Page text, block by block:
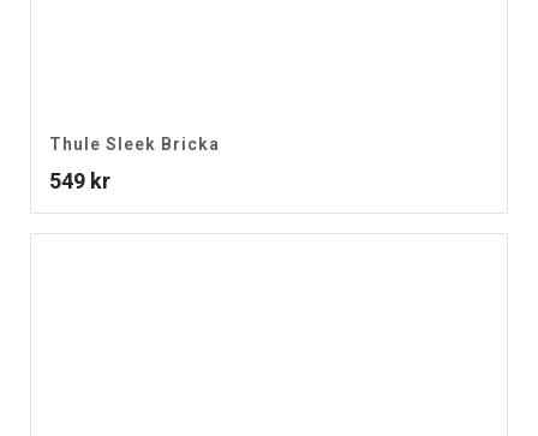
Thule Sleek Bricka
549 kr